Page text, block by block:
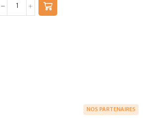
NOS PARTENAIRES